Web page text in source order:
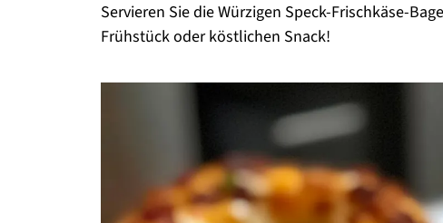
Servieren Sie die Würzigen Speck-Frischkäse-
Frühstück oder köstlichen Snack!